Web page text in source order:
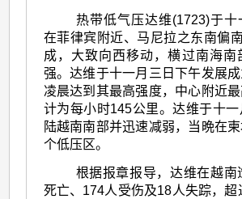
热带低气压达维(1723)于十
在菲律宾附近、马尼拉之东南偏
成，大致向西移动，横过南海南
强。达维于十一月三日下午发展
凌晨达到其最高强度，中心附近
计为每小时145公里。达维于十
陆越南南部并迅速减弱，当晩在
个低压区。
根据报章报导，达维在越南
死亡、174人受伤及18人失踪，超